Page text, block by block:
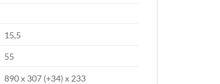
15,5
55
890 x 307 (+34) x 233